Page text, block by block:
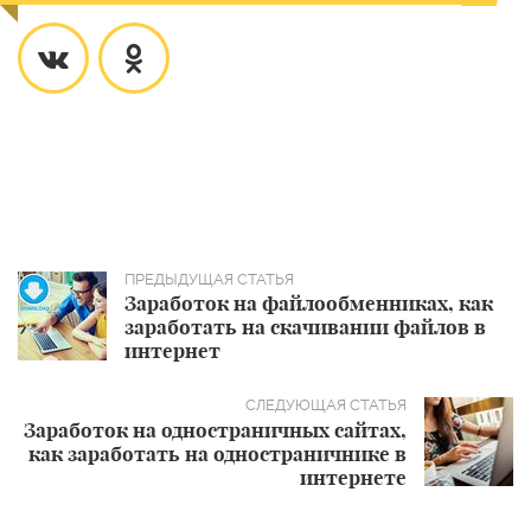
Заработок на файлообменниках, как
заработать на скачивании файлов в
интернет
Заработок на одностраничных сайтах,
как заработать на одностраничнике в
интернете